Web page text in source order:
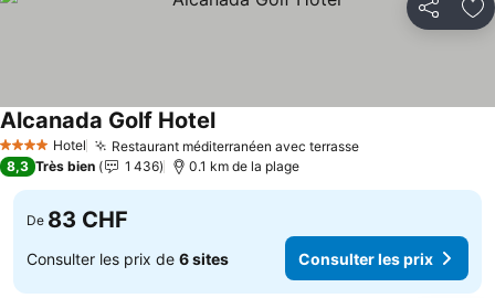
Partager
4 Étoiles Hotel Restaurant méditerranéen avec terrasse
Alcanada Golf Hotel
8,3 Très bien 1 436 0.1 km de la plage
De 83 CHF
Consulter les prix de 6 sites Consulter les prix